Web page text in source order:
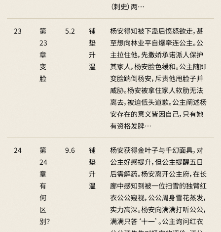
（刺史）两…
23
第
23
章
变
脸
5.2
铺
垫
升
温
杨安得知被下蛊后愤怒欲走，甚
至想向林业平自爆牵连公主。公
主拉住他，先撒娇承诺派人保护
其家人，杨安脸色缓和。公主随即
变脸踹倒杨安，斥责他甩脸子并
威胁。杨安被拿住家人软肋无法
离去，被迫低头道歉。公主阐述杨
安存在的意义皆因自己，只有她
有资格发脾…
24
第
24
章
有
何
区
别？
9.6
铺
垫
升
温
杨安获得金叶子与千幻面具，对
公主好感提升，但公主提醒五日
后需解药。杨安离开公主府，在长
廊中感知到被一位扫雪的独臂红
衣公公窥视，公公周身雪花蒸发，
实力高深。杨安向满满打听公公，
满满只答‘十一’。公主询问红衣